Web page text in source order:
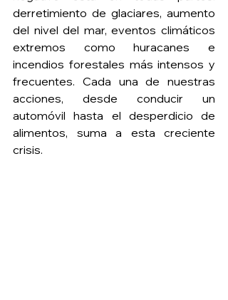
derretimiento de glaciares, aumento
del nivel del mar, eventos climáticos
extremos como huracanes e
incendios forestales más intensos y
frecuentes. Cada una de nuestras
acciones, desde conducir un
automóvil hasta el desperdicio de
alimentos, suma a esta creciente
crisis.